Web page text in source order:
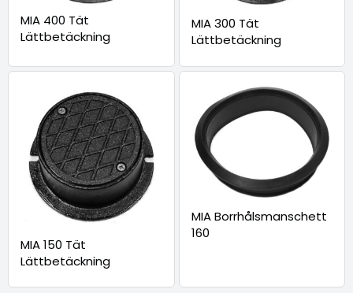
MIA 400 Tät
Lättbetäckning
MIA 300 Tät
Lättbetäckning
MIA 150 Tät
Lättbetäckning
MIA Borrhålsmanschett
160